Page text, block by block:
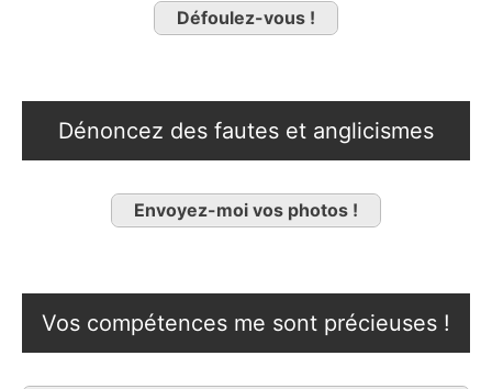
Défoulez-vous !
Dénoncez des fautes et anglicismes
Envoyez-moi vos photos !
Vos compétences me sont précieuses !